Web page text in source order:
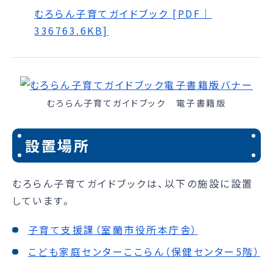
むろらん子育てガイドブック [PDF｜
336763.6KB]
むろらん子育てガイドブック 電子書籍版
設置場所
むろらん子育てガイドブックは、以下の施設に設置
しています。
子育て支援課（室蘭市役所本庁舎）
こども家庭センターここらん（保健センター5階）